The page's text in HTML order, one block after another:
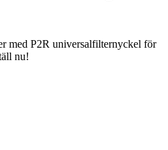
med P2R universalfilternyckel för
nu!